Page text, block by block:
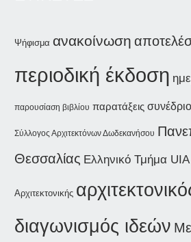
Ψήφισμα ανακοίνωση
περιοδική έκδοση
παρουσίαση βιβλίου παρατάξεις συνέδριο
Σύλλογος Αρχιτεκτόνων Δωδεκανήσου
Θεσσαλίας Ελληνικό Τμήμα UIA
Αρχιτεκτονικής
διαγωνισμός ιδεών